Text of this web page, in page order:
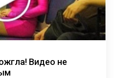
Видео не